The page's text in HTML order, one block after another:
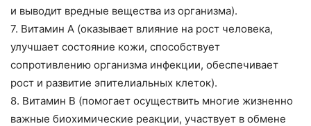
и выводит вредные вещества из организма).
7. Витамин А (оказывает влияние на рост человека,
улучшает состояние кожи, способствует
сопротивлению организма инфекции, обеспечивает
рост и развитие эпителиальных клеток).
8. Витамин В (помогает осуществить многие жизненно
важные биохимические реакции, участвует в обмене